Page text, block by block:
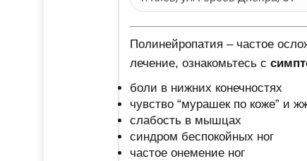
Полинейропатия – частое
лечение, ознакомьтесь с
боли в нижних конечностях
чувство “мурашек по коже” и
слабость в мышцах
синдром беспокойных ног
частое онемение ног